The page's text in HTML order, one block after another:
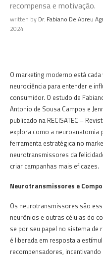
recompensa e motivação.
written by Dr. Fabiano De Abreu
2024
O marketing moderno está
neurociência para entender e
consumidor. O estudo de
Antonio de Sousa Campos e
publicado na RECISATEC –
explora como a neuroanatomia
ferramenta estratégica no
neurotransmissores da
criar campanhas mais eficazes.
Neurotransmissores e
Os neurotransmissores são
neurônios e outras células do
se por seu papel no sistema de
é liberada em resposta a
recompensadores,